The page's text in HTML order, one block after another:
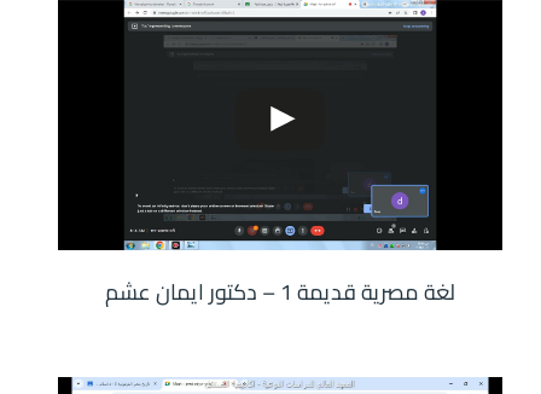
لغة مصرية قديمة 1 – دكتور ايمان عشم